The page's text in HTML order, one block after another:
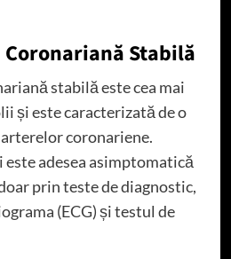
Stabilă
stabilă este cea mai
și este caracterizată de o
coronariene.
adesea asimptomatică
prin teste de diagnostic,
(ECG) și testul de